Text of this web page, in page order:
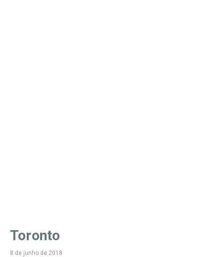
Toronto
8 de junho de 2018